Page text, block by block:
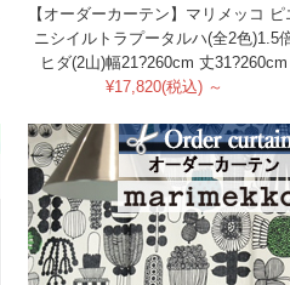
【オーダーカーテン】マリメッコ ピ
ニシイルトラプータルハ(全2色)1.5
ヒダ(2山)幅21?260cm 丈31?260cm
¥17,820(税込) ～